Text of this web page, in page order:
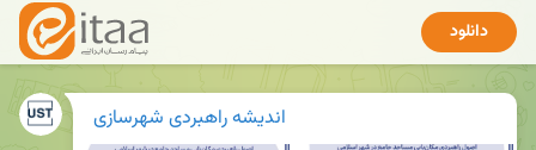
دانلود